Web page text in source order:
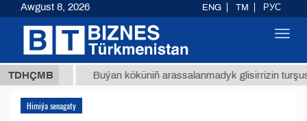
TDHÇMB
ТМТ Buýan köküniň arassalanmadyk glisirrizin turşusy (t.)
Himiýa senagaty
Awgust 8, 2026 ENG TM РУС